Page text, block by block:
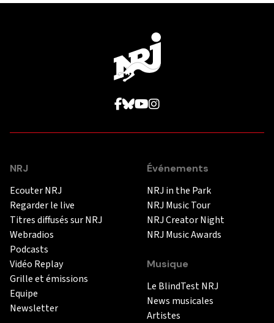
NRJ
Ecouter NRJ
Regarder le live
Titres diffusés sur NRJ
Webradios
Podcasts
Vidéo Replay
Grille et émissions
Equipe
Newsletter
Événements
NRJ in the Park
NRJ Music Tour
NRJ Creator Night
NRJ Music Awards
Musique
Le BlindTest NRJ
News musicales
Artistes